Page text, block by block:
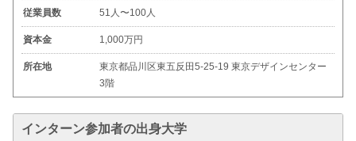
従業員数 51人〜100人
資本金 1,000万円
所在地
東京都品川区東五反田5-25-19 東京デザインセンター
3階
インターン参加者の出身大学